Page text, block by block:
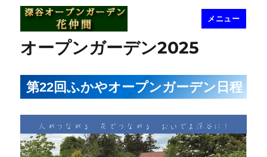
深谷オープンガーデン花仲間
メニュー
オープンガーデン2025
第22回ふかやオープンガーデン日程